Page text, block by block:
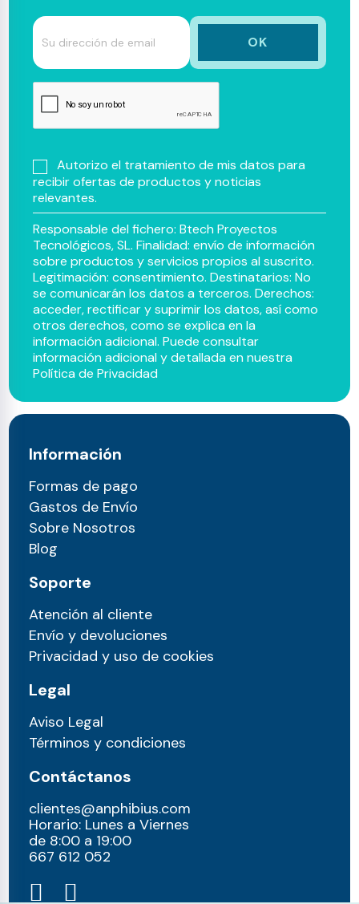
Autorizo el tratamiento de mis datos para
recibir ofertas de productos y noticias
relevantes.
Responsable del fichero: Btech Proyectos
Tecnológicos, SL. Finalidad: envío de información
sobre productos y servicios propios al suscrito.
Legitimación: consentimiento. Destinatarios: No
se comunicarán los datos a terceros. Derechos:
acceder, rectificar y suprimir los datos, así como
otros derechos, como se explica en la
información adicional. Puede consultar
información adicional y detallada en nuestra
Política de Privacidad
Información
Formas de pago
Gastos de Envío
Sobre Nosotros
Blog
Soporte
Atención al cliente
Envío y devoluciones
Privacidad y uso de cookies
Legal
Aviso Legal
Términos y condiciones
Contáctanos
clientes@anphibius.com
Horario: Lunes a Viernes
de 8:00 a 19:00
667 612 052​